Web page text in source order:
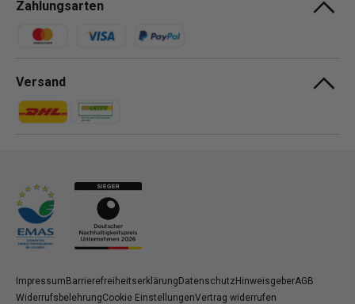
Zahlungsarten
Zahlungsmethoden
Versand
Zahlungsmethoden
Zahlungsmethoden
ImpressumBarrierefreiheitserklärungDatenschutzHinweisgeberAGB
WiderrufsbelehrungCookie EinstellungenVertrag widerrufen